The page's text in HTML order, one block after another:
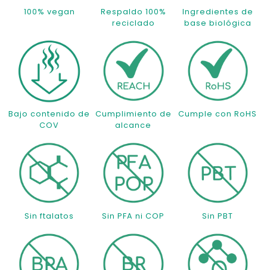
100% vegan
Respaldo 100%
reciclado
Ingredientes de
base biológica
Bajo contenido de
COV
Cumplimiento de
alcance
Cumple con RoHS
Sin ftalatos Sin PFA ni COP Sin PBT